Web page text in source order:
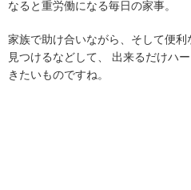
なると重労働になる毎日の家事。
家族で助け合いながら、そして便
見つけるなどして、 出来るだけハ
きたいものですね。